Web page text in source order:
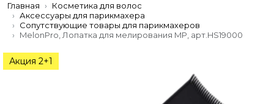
Главная
Косметика для волос
Аксессуары для парикмахера
Сопутствующие товары для парикмахеров
MеlоnРrо, Лопатка для мелирования MP, арт.HS19000
Акция 2+1